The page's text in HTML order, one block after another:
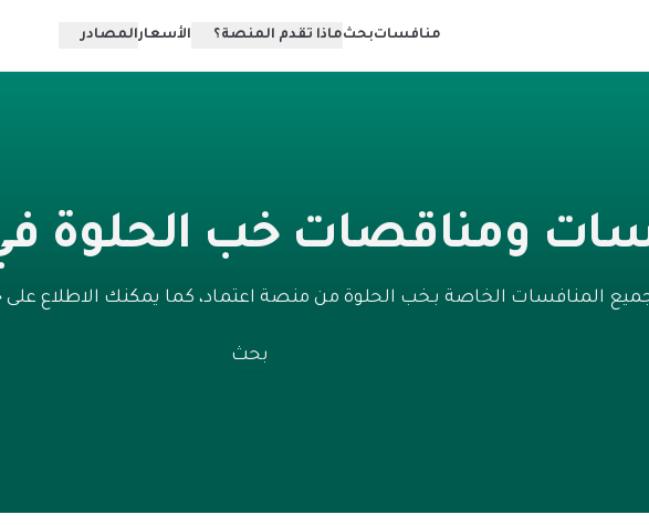
منافساتبحثماذا تقدم المنصة؟ الأسعارالمصادر
ومناقصات خب الحلوة
المنافسات الخاصة بـخب الحلوة من منصة اعتماد، كما يمكنك الاطلاع
بحث